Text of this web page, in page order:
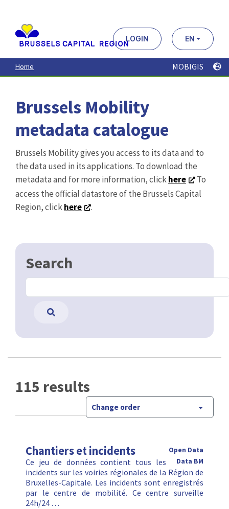
contenu
principal
LOGIN EN
Home MOBIGIS
Brussels Mobility
metadata catalogue
Brussels Mobility gives you access to its data and to
the data used in its applications. To download the
metadata and for more information, clickhere
To
access the official datastore of the Brussels Capital
Region, clickhere .
Search
115 results
Change order
Chantiers et incidents
Open Data
Data BM
Ce jeu de données contient tous les
incidents sur les voiries régionales de la Région de
Bruxelles-Capitale. Les incidents sont enregistrés
par le centre de mobilité. Ce centre surveille
24h/24 …